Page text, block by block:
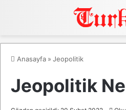
Anasayfa » Jeopolitik
Jeopolitik